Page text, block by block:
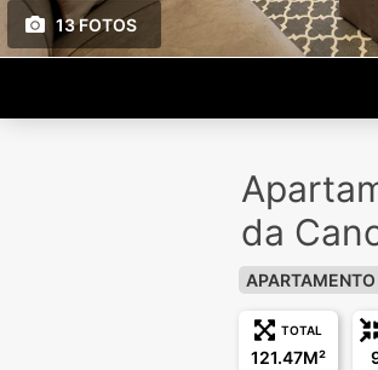
13 FOTOS
da
TOTAL
121.47M²